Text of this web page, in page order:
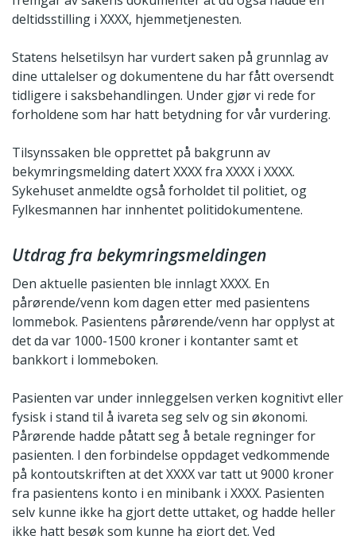
deltidsstilling i XXXX, hjemmetjenesten.
Statens helsetilsyn har vurdert saken på grunnlag av
dine uttalelser og dokumentene du har fått oversendt
tidligere i saksbehandlingen. Under gjør vi rede for
forholdene som har hatt betydning for vår vurdering.
Tilsynssaken ble opprettet på bakgrunn av
bekymringsmelding datert XXXX fra XXXX i XXXX.
Sykehuset anmeldte også forholdet til politiet, og
Fylkesmannen har innhentet politidokumentene.
Utdrag fra bekymringsmeldingen
Den aktuelle pasienten ble innlagt XXXX. En
pårørende/venn kom dagen etter med pasientens
lommebok. Pasientens pårørende/venn har opplyst at
det da var 1000-1500 kroner i kontanter samt et
bankkort i lommeboken.
Pasienten var under innleggelsen verken kognitivt eller
fysisk i stand til å ivareta seg selv og sin økonomi.
Pårørende hadde påtatt seg å betale regninger for
pasienten. I den forbindelse oppdaget vedkommende
på kontoutskriften at det XXXX var tatt ut 9000 kroner
fra pasientens konto i en minibank i XXXX. Pasienten
selv kunne ikke ha gjort dette uttaket, og hadde heller
ikke hatt besøk som kunne ha gjort det. Ved